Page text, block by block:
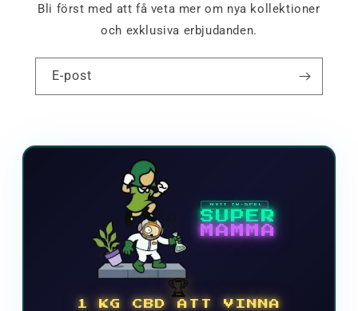
Bli först med att få veta mer om nya kollektioner
och exklusiva erbjudanden.
E-post
NYTT TV-SPEL
SUPER
MAMMA
🏆
1 KG CBD ATT VINNA